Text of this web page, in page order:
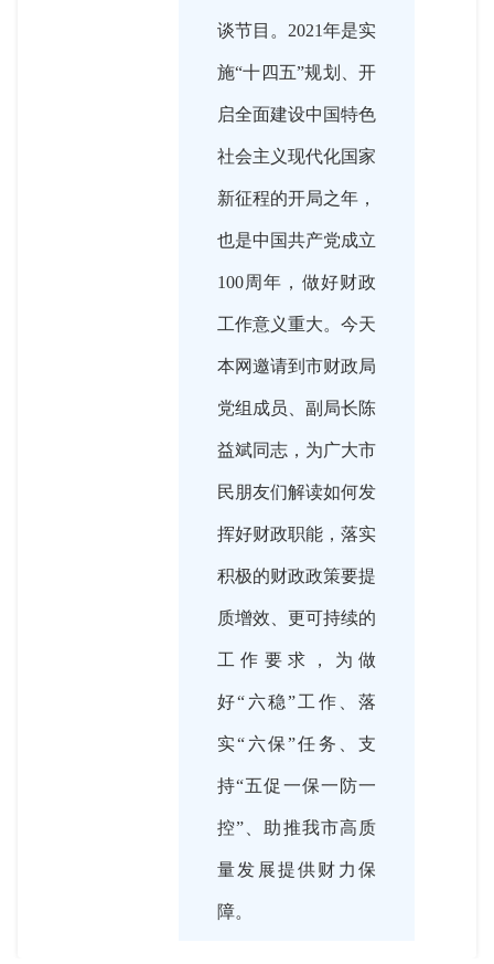
谈节目。2021年是实
施“十四五”规划、开
启全面建设中国特色
社会主义现代化国家
新征程的开局之年，
也是中国共产党成立
100周年，做好财政
工作意义重大。今天
本网邀请到市财政局
党组成员、副局长陈
益斌同志，为广大市
民朋友们解读如何发
挥好财政职能，落实
积极的财政政策要提
质增效、更可持续的
工作要求，为做
好“六稳”工作、落
实“六保”任务、支
持“五促一保一防一
控”、助推我市高质
量发展提供财力保
障。